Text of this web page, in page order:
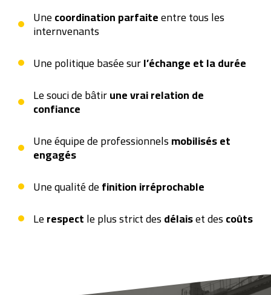
Unecoordination parfaiteentre tous les
internvenants
Une politique basée surl’échange et la durée
Le souci de bâtirune vrai relation de
confiance
Une équipe de professionnelsmobilisés et
engagés
Une qualité definition irréprochable
Lerespectle plus strict desdélaiset descoûts